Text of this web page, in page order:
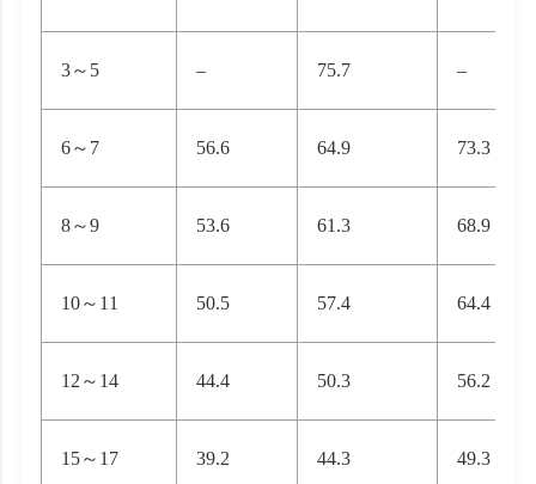
3～5 – 75.7 –
6～7 56.6 64.9 73.3
8～9 53.6 61.3 68.9
10～11 50.5 57.4 64.4
12～14 44.4 50.3 56.2
15～17 39.2 44.3 49.3